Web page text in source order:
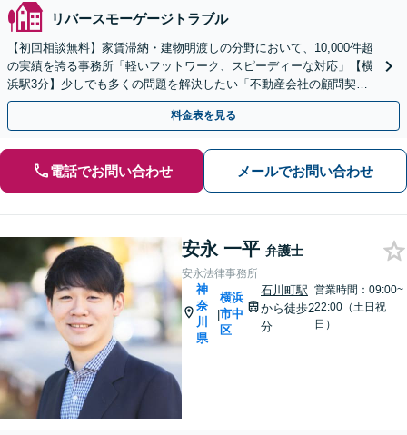
リバースモーゲージトラブル
【初回相談無料】家賃滞納・建物明渡しの分野において、10,000件超
の実績を誇る事務所「軽いフットワーク、スピーディーな対応」【横
浜駅3分】少しでも多くの問題を解決したい「不動産会社の顧問契約
が多数」【完全個室対応】
料金表を見る
電話でお問い合わせ メールでお問い合わせ
安永 一平 弁護士
安永法律事務所
神
奈
川
県
|
横浜
市中
区
石川町駅
から徒歩2
分
営業時間：09:00~
22:00（土日祝
日）